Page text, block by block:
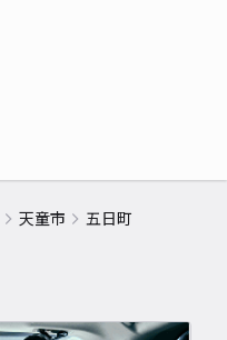
天童市 五日町